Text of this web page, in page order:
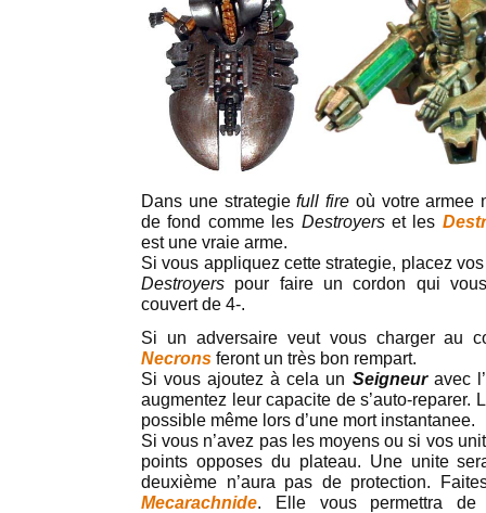
Dans une strategiefull fire où votre armee
de fond comme les Destroyerset les
est une vraie arme.
Si vous appliquez cette strategie, placez
Destroyers pour faire un cordon qui
couvert de 4-.
Si un adversaire veut vous charger au
Necrons feront un très bon rempart.
Si vous ajoutez à cela un Seigneuravec l’
augmentez leur capacite de s’auto-reparer.
possible même lors d’une mort instantanee.
Si vous n’avez pas les moyens ou si vos
points opposes du plateau. Une unite
deuxième n’aura pas de protection.
Mecarachnide. Elle vous permettra de